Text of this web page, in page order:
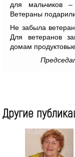
для мальчиков
Ветераны
Не забыла
Для ветеранов
домам
Другие